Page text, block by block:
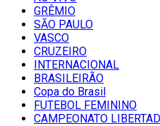
GRÊMIO
SĀO PAULO
VASCO
CRUZEIRO
INTERNACIONAL
BRASILEIRÃO
Copa do Brasil
FUTEBOL FEMININO
CAMPEONATO